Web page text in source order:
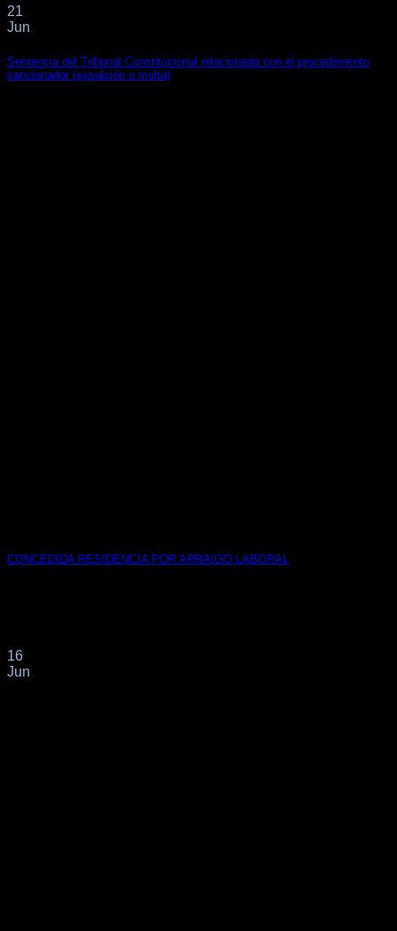
21
Jun
Sentencia del Tribunal Constitucional relacionada con el procedimiento
sancionador (expulsión o multa)
CONCEDIDA RESIDENCIA POR ARRAIGO LABORAL
16
Jun